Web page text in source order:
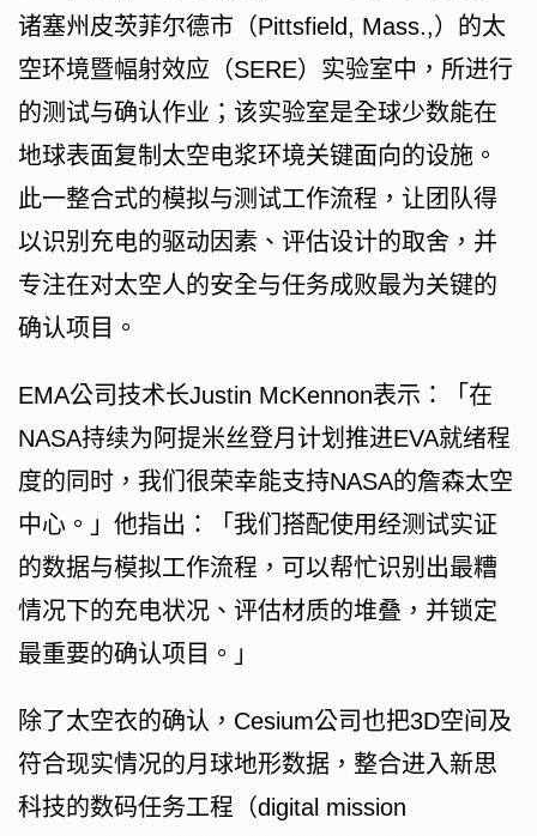
诸塞州皮茨菲尔德市（Pittsfield, Mass.,）的太
空环境暨幅射效应（SERE）实验室中，所进行
的测试与确认作业；该实验室是全球少数能在
地球表面复制太空电浆环境关键面向的设施。
此一整合式的模拟与测试工作流程，让团队得
以识别充电的驱动因素、评估设计的取舍，并
专注在对太空人的安全与任务成败最为关键的
确认项目。
EMA公司技术长Justin McKennon表示：「在
NASA持续为阿提米丝登月计划推进EVA就绪程
度的同时，我们很荣幸能支持NASA的詹森太空
中心。」他指出：「我们搭配使用经测试实证
的数据与模拟工作流程，可以帮忙识别出最糟
情况下的充电状况、评估材质的堆叠，并锁定
最重要的确认项目。」
除了太空衣的确认，Cesium公司也把3D空间及
符合现实情况的月球地形数据，整合进入新思
科技的数码任务工程（digital mission